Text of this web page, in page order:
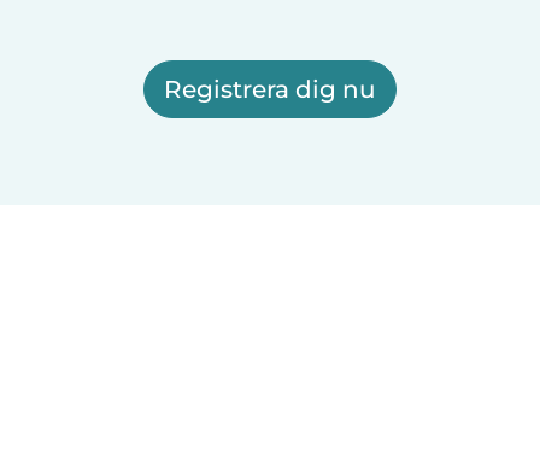
Registrera dig nu